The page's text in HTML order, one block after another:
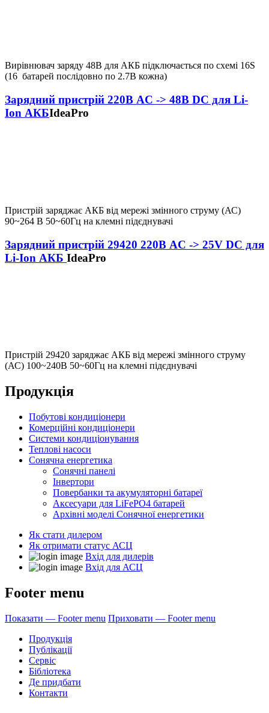
Вирівнювач заряду 48В для АКБ підключається по схемі 16S
(16 батарей послідовно по 2.7В кожна)
Зарядний пристрій 220В AC -> 48B DC для Li-
Ion АКБIdeaPro
Пристрій заряджає АКБ від мережі змінного струму (АС)
90~264 В 50~60Гц на клемні підєднувачі
Зарядний пристрій 29420 220В AC -> 25V DC для
Li-Ion АКБ IdeaPro
Пристрій 29420 заряджає АКБ від мережі змінного струму
(АС) 100~240В 50~60Гц на клемні підєднувачі
Продукція
Побутові кондиціонери
Комерційні кондиціонери
Cистеми кондиціонування
Теплові насоси
Сонячна енергетика
Сонячні панелі
Інвертори
Повербанки та акумуляторні батареї
Аксесуари для LiFePO4 батарей
Архівні моделі Сонячної енергетики
Як стати дилером
Як отримати статус АСЦ
Вхід для дилерів
Вхід для АСЦ
Footer menu
Показати — Footer menu Приховати — Footer menu
Продукція
Публікації
Сервіс
Бібліотека
Де придбати
Контакти